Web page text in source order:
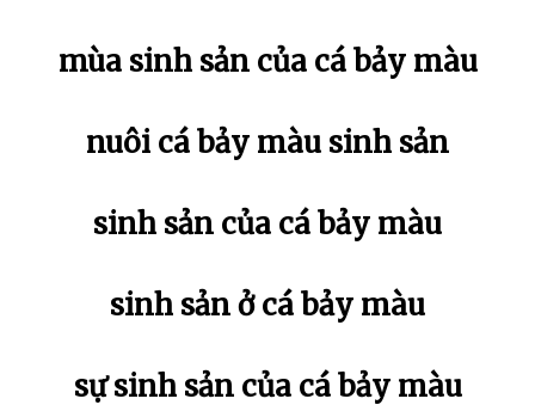
mùa sinh sản của cá bảy màu
nuôi cá bảy màu sinh sản
sinh sản của cá bảy màu
sinh sản ở cá bảy màu
sự sinh sản của cá bảy màu